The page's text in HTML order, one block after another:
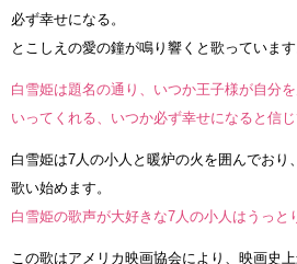
必ず幸せになる。
とこしえの愛の鐘が鳴り響くと歌っています
白雪姫は題名の通り、いつか王子様が自分
いってくれる、いつか必ず幸せになると信じ
白雪姫は7人の小人と暖炉の火を囲んでおり
歌い始めます。
白雪姫の歌声が大好きな7人の小人はうっと
この歌はアメリカ映画協会により、映画史